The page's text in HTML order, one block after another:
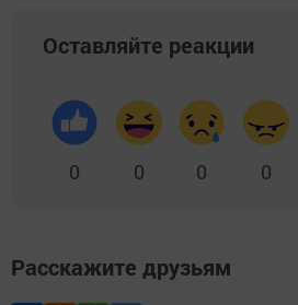
Оставляйте реакции
0 0 0 0
Расскажите друзьям